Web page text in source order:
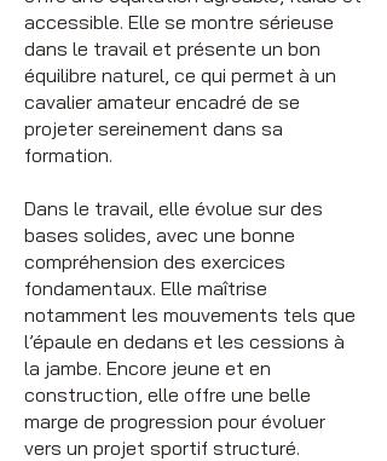
accessible. Elle se montre sérieuse
dans le travail et présente un bon
équilibre naturel, ce qui permet à un
cavalier amateur encadré de se
projeter sereinement dans sa
formation.
Dans le travail, elle évolue sur des
bases solides, avec une bonne
compréhension des exercices
fondamentaux. Elle maîtrise
notamment les mouvements tels que
l’épaule en dedans et les cessions à
la jambe. Encore jeune et en
construction, elle offre une belle
marge de progression pour évoluer
vers un projet sportif structuré.